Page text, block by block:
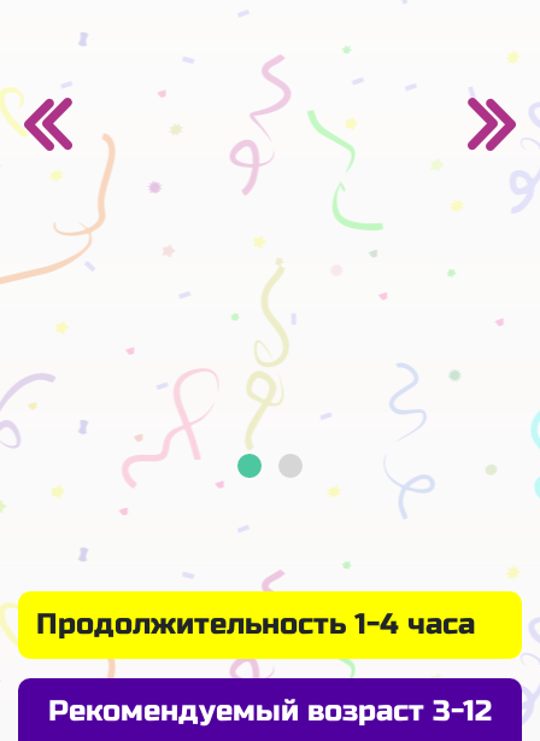
Продолжительность 1-4 часа
Рекомендуемый возраст 3-12